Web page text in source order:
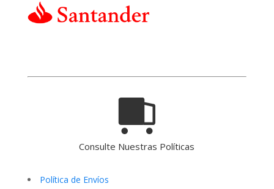
Consulte Nuestras Políticas
Política de Envíos